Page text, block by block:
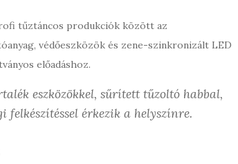
tűztáncos produkciók között az
védőeszközök és zene-szinkronizált LED
előadáshoz.
eszközökkel, sűrített tűzoltó habbal,
felkészítéssel érkezik a helyszínre.